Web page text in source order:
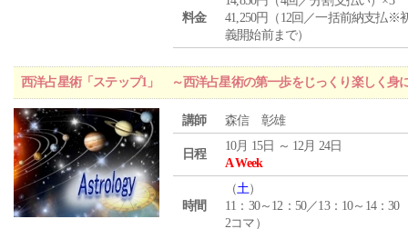
料金
41,250円（12回／一括前納支払※
義開始前まで）
西洋占星術「ステップ1」 ～西洋占星術の第一歩をじっくり楽しく身
講師 森信 彰雄
日程
10月 15日 ～ 12月 24日
A Week
時間
（土）
11：30～12：50／13：10～14：30
2コマ）